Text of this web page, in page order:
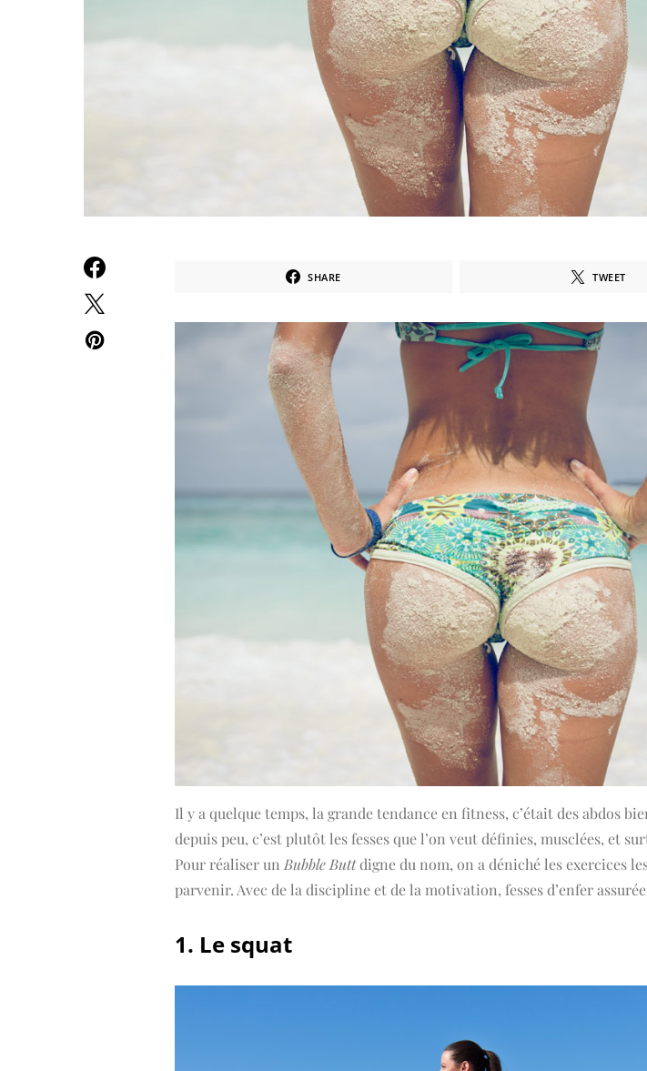
SHARE TWEET
Il y a quelque temps, la grande tendance en fitness, c’était des abdos
depuis peu, c’est plutôt les fesses que l’on veut définies, musclées, et
Pour réaliser un Bubble Buttdigne du nom, on a déniché les exercices
parvenir. Avec de la discipline et de la motivation, fesses d’enfer
1. Le squat